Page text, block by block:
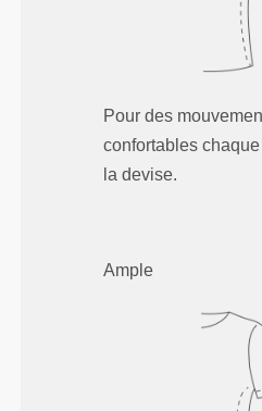
Pour des
confortables
la devise.
Ample